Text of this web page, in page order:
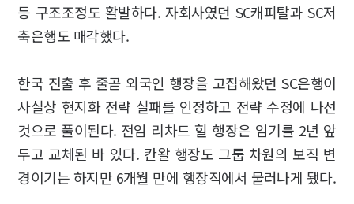
등 구조조정도 활발하다. 자회사였던 SC캐피탈과 SC저
축은행도 매각했다.
한국 진출 후 줄곧 외국인 행장을 고집해왔던 SC은행이
사실상 현지화 전략 실패를 인정하고 전략 수정에 나선
것으로 풀이된다. 전임 리차드 힐 행장은 임기를 2년 앞
두고 교체된 바 있다. 칸왈 행장도 그룹 차원의 보직 변
경이기는 하지만 6개월 만에 행장직에서 물러나게 됐다.